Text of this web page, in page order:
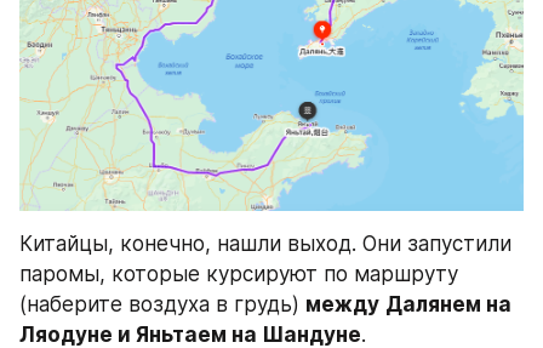
Китайцы, конечно, нашли выход. Они запустили
паромы, которые курсируют по маршруту
(наберите воздуха в грудь) между Далянем на
Ляодуне и Яньтаем на Шандуне.